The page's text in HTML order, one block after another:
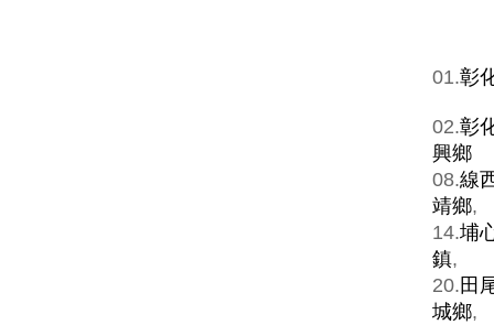
01.彰
02.彰
興鄉
08.線
靖鄉,
14.埔
鎮,
20. 田
城鄉,